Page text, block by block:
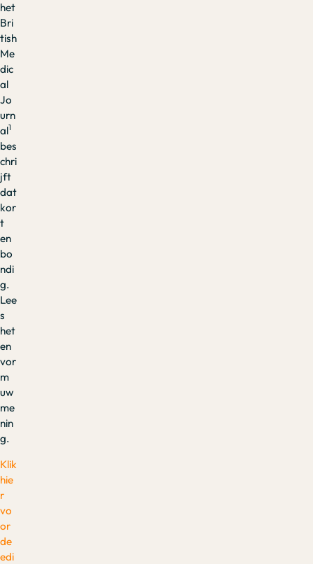
het
Bri
tish
Me
dic
al
Jo
urn
al1
bes
chri
jft
dat
kor
t
en
bo
ndi
g.
Lee
s
het
en
vor
m
uw
me
nin
g.
Klik
hie
r
vo
or
de
edi